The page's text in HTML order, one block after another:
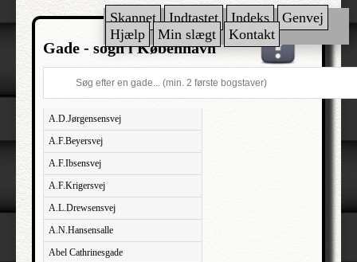
Skannet Indtastet Indeks
Genvej
Hjælp
Min slægt Kontakt
Gade - sogn i København
A.D.Jørgensensvej
A.F.Beyersvej
A.F.Ibsensvej
A.F.Krigersvej
A.L.Drewsensvej
A.N.Hansensalle
Abel Cathrinesgade